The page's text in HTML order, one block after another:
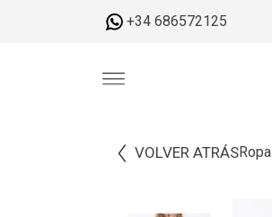
+34 686572125
VOLVER ATRÁSRopa